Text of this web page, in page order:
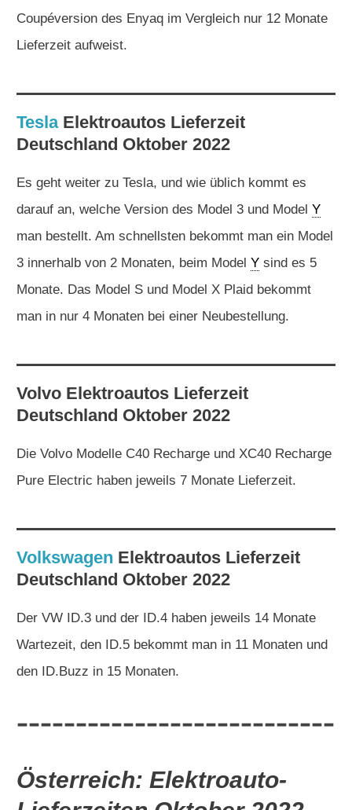
Coupéversion des Enyaq im Vergleich nur 12 Monate
Lieferzeit aufweist.
Tesla Elektroautos Lieferzeit
Deutschland Oktober 2022
Es geht weiter zu Tesla, und wie üblich kommt es
darauf an, welche Version des Model 3 und Model Y
man bestellt. Am schnellsten bekommt man ein Model
3 innerhalb von 2 Monaten, beim Model Y sind es 5
Monate. Das Model S und Model X Plaid bekommt
man in nur 4 Monaten bei einer Neubestellung.
Volvo Elektroautos Lieferzeit
Deutschland Oktober 2022
Die Volvo Modelle C40 Recharge und XC40 Recharge
Pure Electric haben jeweils 7 Monate Lieferzeit.
Volkswagen Elektroautos Lieferzeit
Deutschland Oktober 2022
Der VW ID.3 und der ID.4 haben jeweils 14 Monate
Wartezeit, den ID.5 bekommt man in 11 Monaten und
den ID.Buzz in 15 Monaten.
Österreich: Elektroauto-